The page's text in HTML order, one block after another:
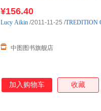
¥156.40
中图图书旗舰店
Lucy Aikin /2011-11-25 /TREDITION
加入购物车 收藏